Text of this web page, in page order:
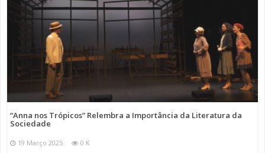
“Anna nos Trópicos” Relembra a Importância da Literatura da
Sociedade
19 Março 2025 0 K